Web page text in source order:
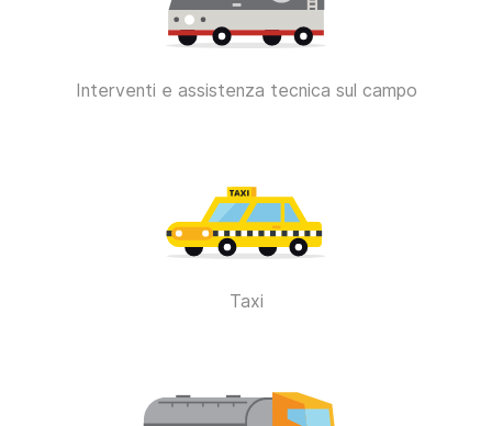
Interventi e assistenza tecnica sul campo
Taxi